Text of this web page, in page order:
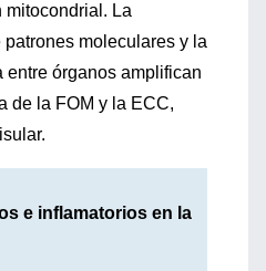
mitocondrial. La
patrones moleculares y la
órganos amplifican
de la FOM y la ECC,
e inflamatorios en la